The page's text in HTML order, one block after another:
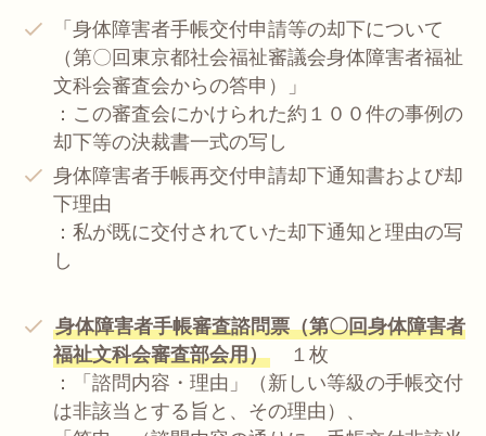
「身体障害者手帳交付申請等の却下について
（第〇回東京都社会福祉審議会身体障害者福祉
文科会審査会からの答申）」
：この審査会にかけられた約１００件の事例の
却下等の決裁書一式の写し
身体障害者手帳再交付申請却下通知書および却
下理由
：私が既に交付されていた却下通知と理由の写
し
身体障害者手帳審査諮問票（第〇回身体障害者
福祉文科会審査部会用） １枚
：「諮問内容・理由」（新しい等級の手帳交付
は非該当とする旨と、その理由）、